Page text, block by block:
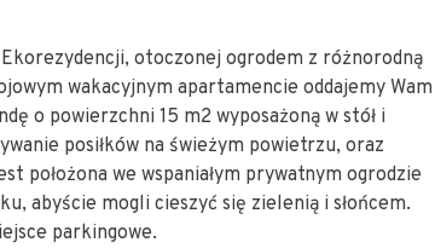
otoczonej ogrodem z różnorodną
wakacyjnym apartamencie oddajemy Wam
o powierzchni 15 m2 wyposażoną w stół i
posiłków na świeżym powietrzu, oraz
położona we wspaniałym prywatnym ogrodzie
abyście mogli cieszyć się zielenią i słońcem.
parkingowe.